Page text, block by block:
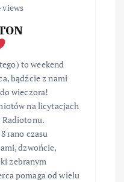
views
to weekend
bądźcie z nami
wieczora!
na licytacjach
Radiotonu.
rano czasu
dzwońcie,
zebranym
pomaga od wielu